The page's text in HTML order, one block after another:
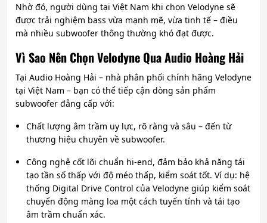
Nhờ đó, người dùng tại Việt Nam khi chọn Velodyne sẽ
được trải nghiệm bass vừa mạnh mẽ, vừa tinh tế – điều
mà nhiều subwoofer thông thường khó đạt được.
Vì Sao Nên Chọn Velodyne Qua Audio Hoàng Hải
Tại Audio Hoàng Hải – nhà phân phối chính hãng Velodyne
tại Việt Nam – bạn có thể tiếp cận dòng sản phẩm
subwoofer đẳng cấp với:
Chất lượng âm trầm uy lực, rõ ràng và sâu – đến từ
thương hiệu chuyên về subwoofer.
Công nghệ cốt lõi chuẩn hi-end, đảm bảo khả năng tái
tạo tần số thấp với độ méo thấp, kiểm soát tốt. Ví dụ: hệ
thống Digital Drive Control của Velodyne giúp kiểm soát
chuyển động màng loa một cách tuyến tính và tái tạo
âm trầm chuẩn xác.